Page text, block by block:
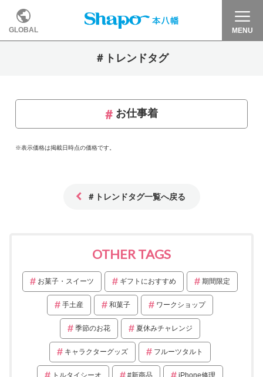
GLOBAL MENU
＃トレンドタグ
お仕事着
※表示価格は掲載日時点の価格です。
＃トレンドタグ一覧へ戻る
OTHER TAGS
お菓子・スイーツ ギフトにおすすめ 期間限定
手土産 和菓子 ワークショップ
季節のお花 夏休みチャレンジ
キャラクターグッズ フルーツタルト
トルタイシーオ #新商品 iPhone修理